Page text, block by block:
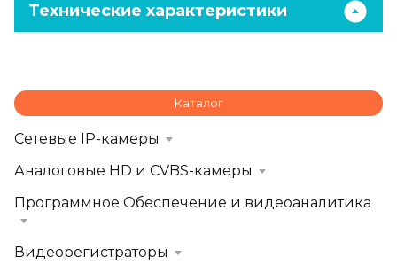
Технические характеристики
Каталог
Сетевые IP-камеры
Аналоговые HD и CVBS-камеры
Программное Обеспечение и видеоаналитика
Видеорегистраторы